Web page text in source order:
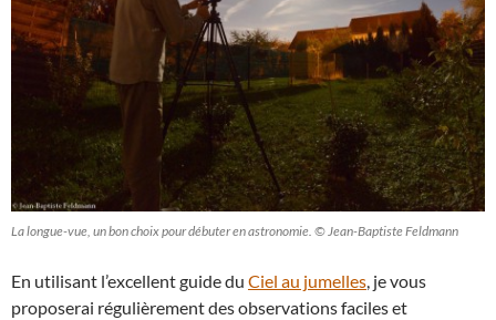
La longue-vue, un bon choix pour débuter en astronomie. © Jean-Baptiste Feldmann
En utilisant l’excellent guide du Ciel au jumelles, je vous
proposerai régulièrement des observations faciles et